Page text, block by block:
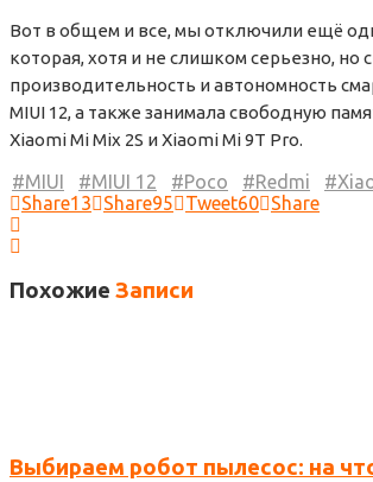
Вот в общем и все, мы отключили ещё
которая, хотя и не слишком серьезно, но
производительность и автономность
MIUI 12, а также занимала свободную
Xiaomi Mi Mix 2S и Xiaomi Mi 9T Pro.
MIUI MIUI 12 Poco Redmi
Share13 Share95 Tweet60 Share
Похожие Записи
Выбираем робот пылесос: на